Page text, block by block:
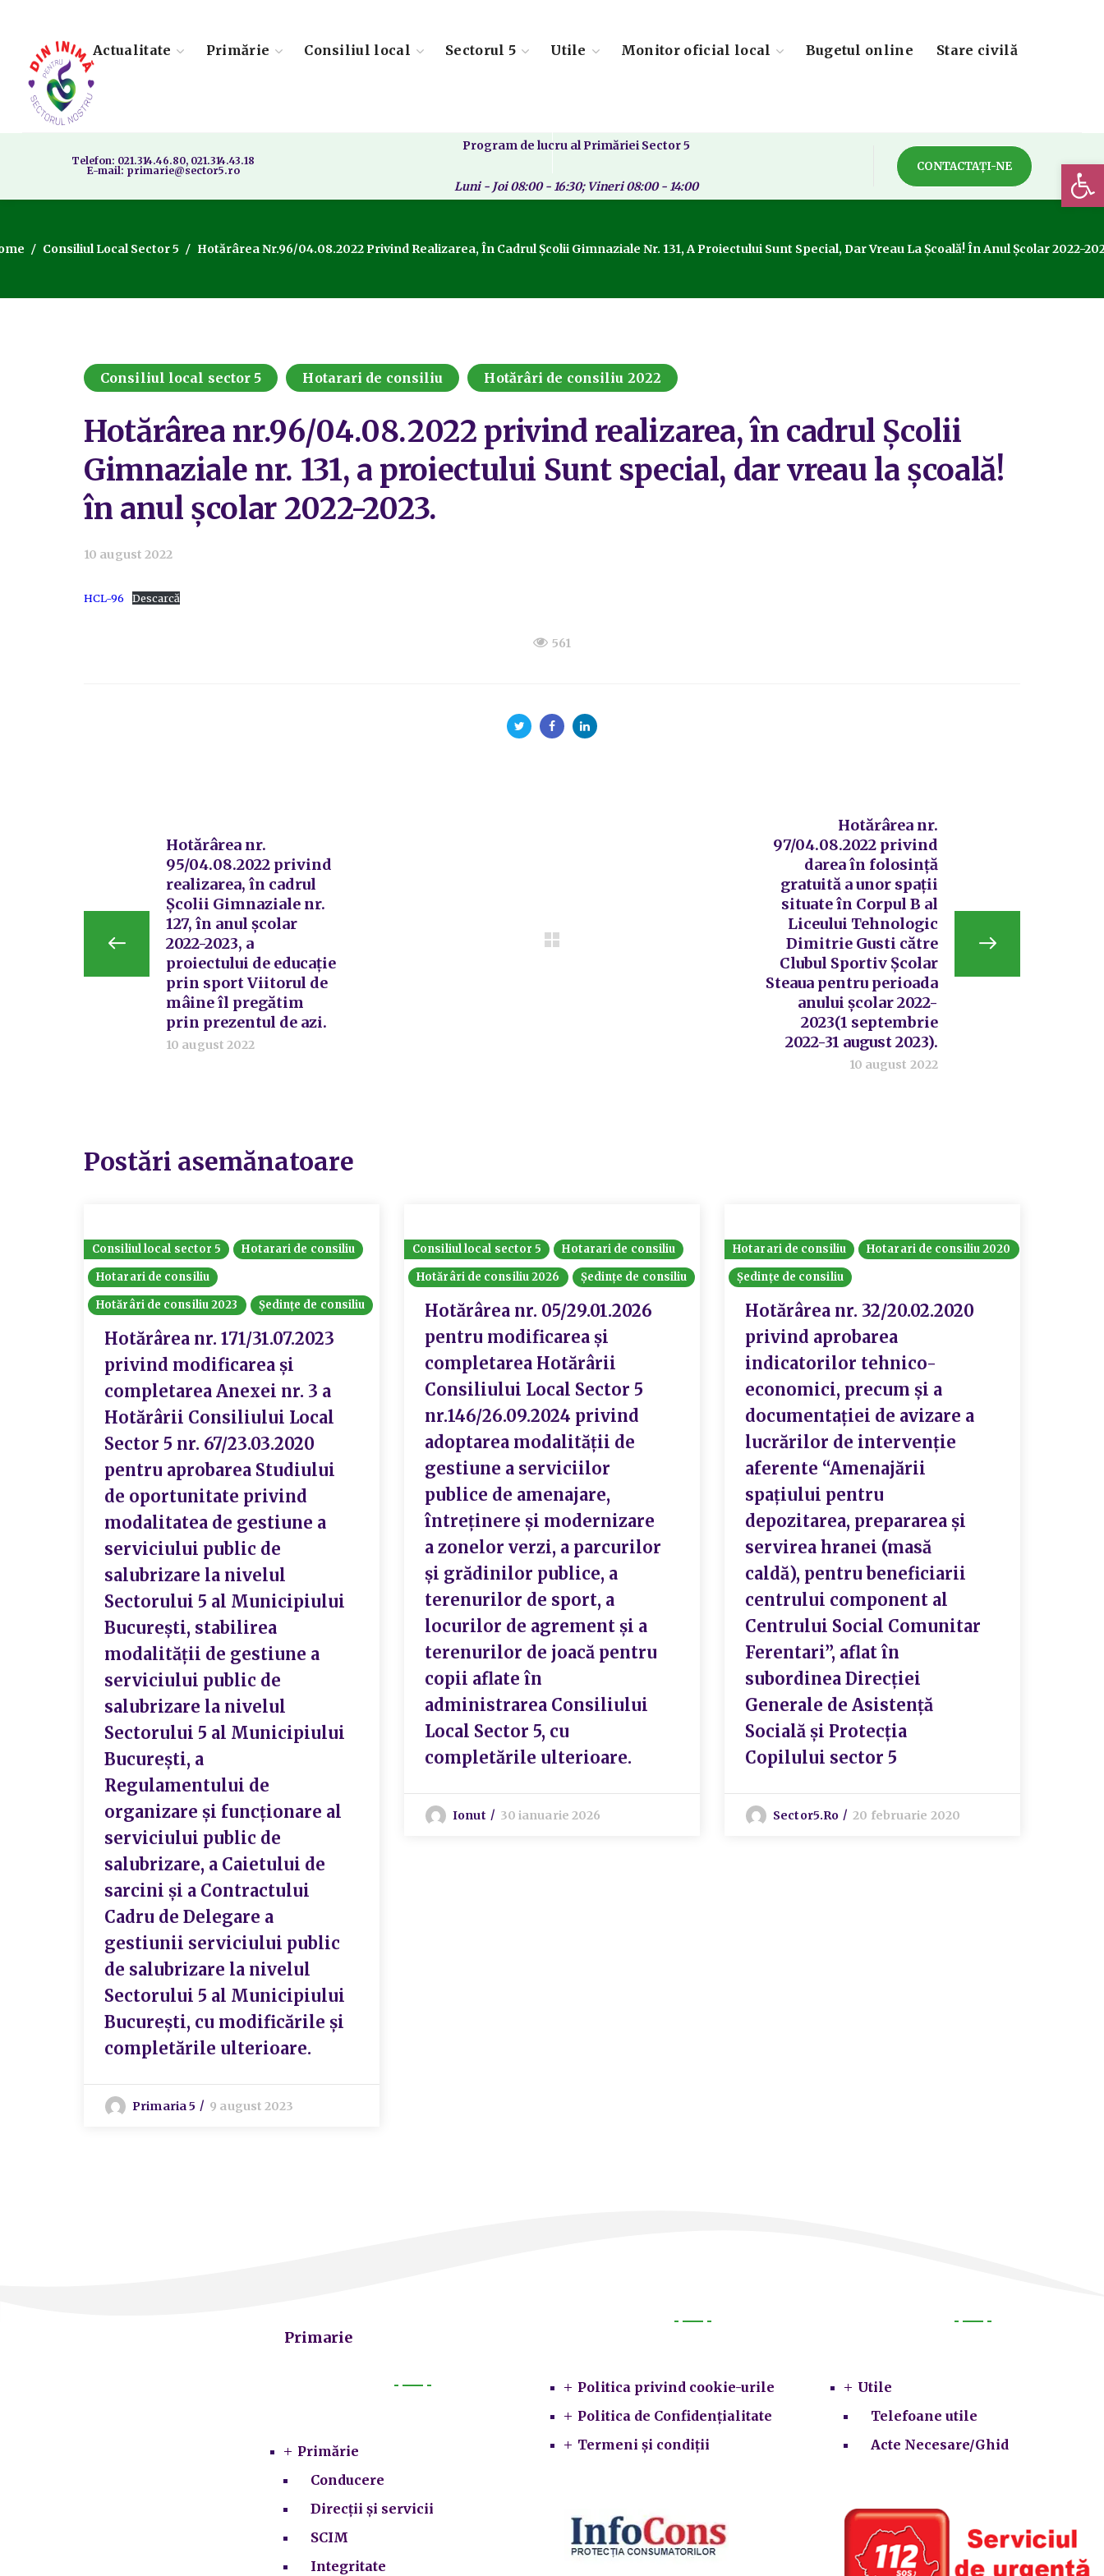
Actualitate Primărie Consiliul local Sectorul 5 Utile Monitor oficial local Bugetul online Stare civilă
Telefon: 021.314.46.80, 021.314.43.18
E-mail: primarie@sector5.ro
Program de lucru al Primăriei Sector 5
Luni - Joi 08:00 - 16:30; Vineri 08:00 - 14:00
CONTACTAȚI-NE
Consiliul Local Sector 5 Hotărârea Nr.96/04.08.2022 Privind Realizarea, În Cadrul Școlii Gimnaziale Nr. 131, A Proiectului Sunt Special, Dar Vreau La Școală! În Anul Școlar 2022-
Consiliul local sector 5 Hotarari de consiliu Hotărâri de consiliu 2022
Hotărârea nr.96/04.08.2022 privind realizarea, în cadrul Școlii
Gimnaziale nr. 131, a proiectului Sunt special, dar vreau la școală!
în anul școlar 2022-2023.
10 august 2022
HCL-96 Descarcă
561
Hotărârea nr.
95/04.08.2022 privind
realizarea, în cadrul
Școlii Gimnaziale nr.
127, în anul școlar
2022-2023, a
proiectului de educație
prin sport Viitorul de
mâine îl pregătim
prin prezentul de azi.
10 august 2022
Hotărârea nr.
97/04.08.2022 privind
darea în folosință
gratuită a unor spații
situate în Corpul B al
Liceului Tehnologic
Dimitrie Gusti către
Clubul Sportiv Școlar
Steaua pentru perioada
anului școlar 2022-
2023(1 septembrie
2022-31 august 2023).
10 august 2022
Postări asemănatoare
Consiliul local sector 5
Hotarari de consiliu
Hotarari de consiliu
Hotărâri de consiliu 2023
Ședințe de consiliu
Hotărârea nr. 171/31.07.2023
privind modificarea și
completarea Anexei nr. 3 a
Hotărârii Consiliului Local
Sector 5 nr. 67/23.03.2020
pentru aprobarea Studiului
de oportunitate privind
modalitatea de gestiune a
serviciului public de
salubrizare la nivelul
Sectorului 5 al Municipiului
București, stabilirea
modalității de gestiune a
serviciului public de
salubrizare la nivelul
Sectorului 5 al Municipiului
București, a
Regulamentului de
organizare și funcționare al
serviciului public de
salubrizare, a Caietului de
sarcini și a Contractului
Cadru de Delegare a
gestiunii serviciului public
de salubrizare la nivelul
Sectorului 5 al Municipiului
București, cu modificările și
completările ulterioare.
Primaria 5 9 august 2023
Consiliul local sector 5
Hotarari de consiliu
Hotărâri de consiliu 2026
Ședințe de consiliu
Hotărârea nr. 05/29.01.2026
pentru modificarea și
completarea Hotărârii
Consiliului Local Sector 5
nr.146/26.09.2024 privind
adoptarea modalității de
gestiune a serviciilor
publice de amenajare,
întreţinere şi modernizare
a zonelor verzi, a parcurilor
și grădinilor publice, a
terenurilor de sport, a
locurilor de agrement și a
terenurilor de joacă pentru
copii aflate în
administrarea Consiliului
Local Sector 5, cu
completările ulterioare.
Ionut 30 ianuarie 2026
Hotarari de consiliu
Hotarari de consiliu 2020
Ședințe de consiliu
Hotărârea nr. 32/20.02.2020
privind aprobarea
indicatorilor tehnico-
economici, precum și a
documentației de avizare a
lucrărilor de intervenție
aferente “Amenajării
spațiului pentru
depozitarea, prepararea și
servirea hranei (masă
caldă), pentru beneficiarii
centrului component al
Centrului Social Comunitar
Ferentari”, aflat în
subordinea Direcției
Generale de Asistență
Socială și Protecția
Copilului sector 5
Sector5.ro 20 februarie 2020
Primarie
Primărie
Conducere
Direcții și servicii
SCIM
Integritate
Politica privind cookie-urile
Politica de Confidențialitate
Termeni și condiții
Utile
Telefoane utile
Acte Necesare/Ghid